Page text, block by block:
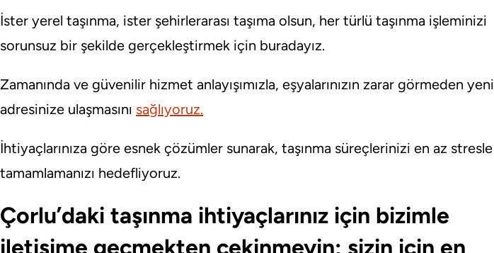
İster yerel taşınma, ister şehirlerarası taşıma olsun, her türlü taşınma işleminizi
sorunsuz bir şekilde gerçekleştirmek için buradayız.
Zamanında ve güvenilir hizmet anlayışımızla, eşyalarınızın zarar görmeden yeni
adresinize ulaşmasını sağlıyoruz.
İhtiyaçlarınıza göre esnek çözümler sunarak, taşınma süreçlerinizi en az stresle
tamamlamanızı hedefliyoruz.
Çorlu’daki taşınma ihtiyaçlarınız için bizimle
iletişime geçmekten çekinmeyin; sizin için en